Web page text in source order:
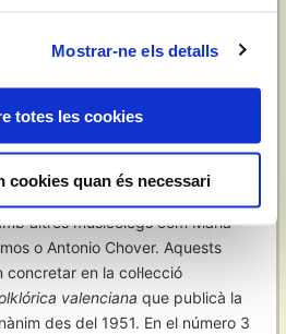
Mostrar-ne els detalls
totes les cookies
cookies quan és necessari
musicològica. Durant els
d’una beca de l’Institut de
formar part de l’equip liderat per
altres musicòlegs com Maria
o Antonio Chover. Aquests
en la col·lecció
valenciana que publicà la
des del 1951. En el número 3